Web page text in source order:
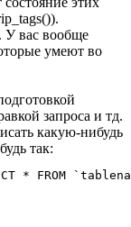
У вас вообще
умеют во
запроса и тд.
какую-нибудь
так:
* FROM